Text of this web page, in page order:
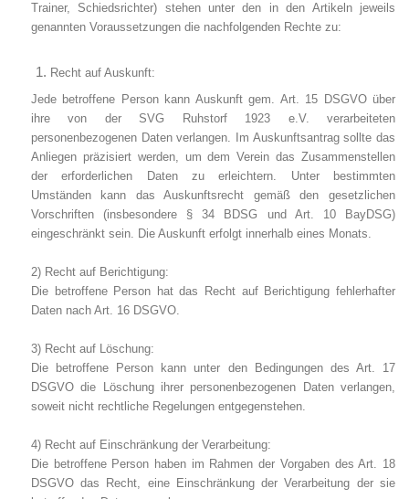
Trainer, Schiedsrichter) stehen unter den in den Artikeln jeweils
genannten Voraussetzungen die nachfolgenden Rechte zu:
Recht auf Auskunft:
Jede betroffene Person kann Auskunft gem. Art. 15 DSGVO über
ihre von der SVG Ruhstorf 1923 e.V. verarbeiteten
personenbezogenen Daten verlangen. Im Auskunftsantrag sollte das
Anliegen präzisiert werden, um dem Verein das Zusammenstellen
der erforderlichen Daten zu erleichtern. Unter bestimmten
Umständen kann das Auskunftsrecht gemäß den gesetzlichen
Vorschriften (insbesondere § 34 BDSG und Art. 10 BayDSG)
eingeschränkt sein. Die Auskunft erfolgt innerhalb eines Monats.
2) Recht auf Berichtigung:
Die betroffene Person hat das Recht auf Berichtigung fehlerhafter
Daten nach Art. 16 DSGVO.
3) Recht auf Löschung:
Die betroffene Person kann unter den Bedingungen des Art. 17
DSGVO die Löschung ihrer personenbezogenen Daten verlangen,
soweit nicht rechtliche Regelungen entgegenstehen.
4) Recht auf Einschränkung der Verarbeitung:
Die betroffene Person haben im Rahmen der Vorgaben des Art. 18
DSGVO das Recht, eine Einschränkung der Verarbeitung der sie